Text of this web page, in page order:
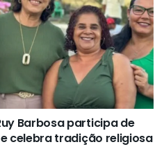
Barbosa participa de
celebra tradição religiosa